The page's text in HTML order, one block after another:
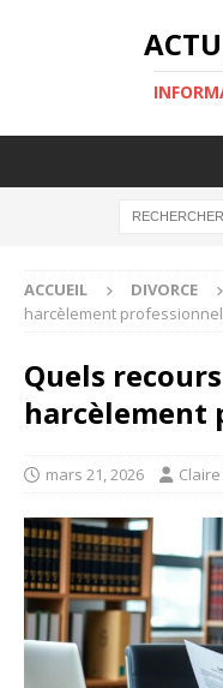
ACCUEIL DIVORCE
harcèlement professionnel
Quels
harcèlement
mars 21, 2026